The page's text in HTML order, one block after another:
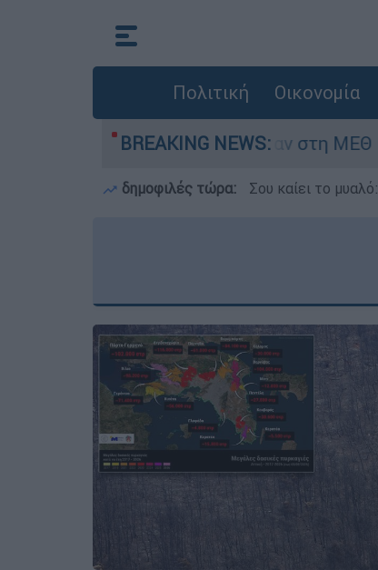
Πολιτική Οικονομία
BREAKING NEWS:
- Νοσηλευόταν στη ΜΕΘ Νεογνών
δημοφιλές τώρα: Σου καίει το